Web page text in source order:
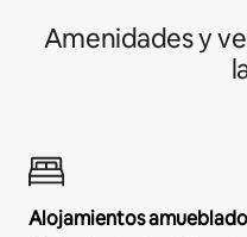
Amenidades y
Alojamientos